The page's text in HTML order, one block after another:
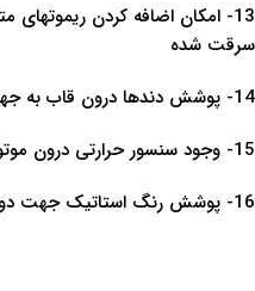
13- امکان اضافه کردن ریموتهای
سرقت شده
14- پوشش دندها درون قاب به جهت ایمنی و زیبایی بیشتر
15- وجود سنسور حرارتی درون موتور برای حفاظت در مقابل فشار زیاد
16- پوشش رنگ استاتیک جهت دوام بیشتر